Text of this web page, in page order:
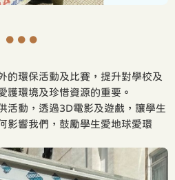
的環保活動及比賽，提升對學校及
護環境及珍惜資源的重要。
活動，透過3D電影及遊戲，讓學生
影響我們，鼓勵學生愛地球愛環